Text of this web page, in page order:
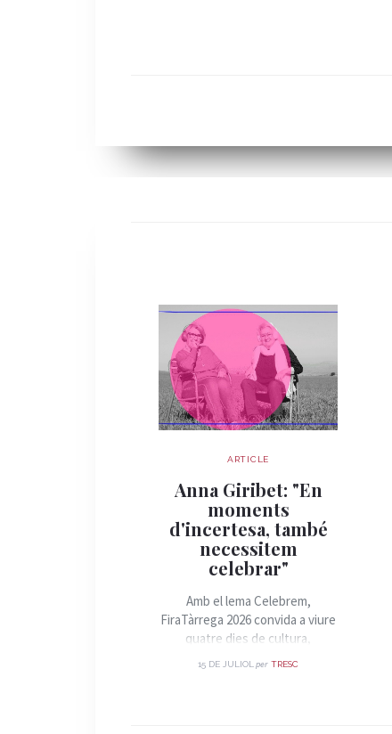
ARTICLE
Anna Giribet: "En
moments
d'incertesa, també
necessitem
celebrar"
Amb el lema Celebrem,
FiraTàrrega 2026 convida a viure
quatre dies de cultura,
15 DE JULIOL per TRESC